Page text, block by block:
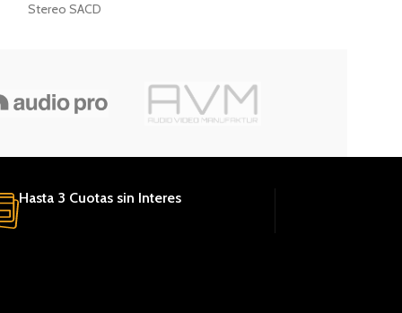
Stereo SACD
Hasta 3 Cuotas sin Interes